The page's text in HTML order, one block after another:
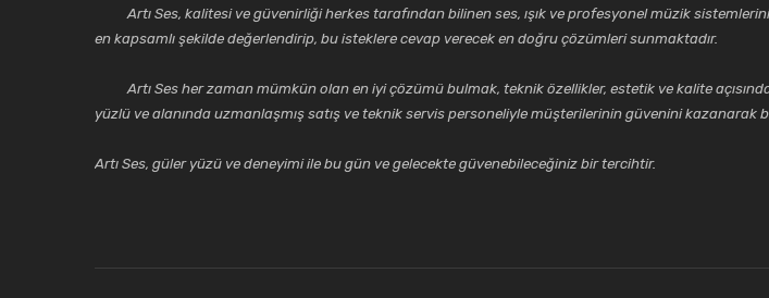
Gönder
Artı Ses, kalitesi ve güvenirliği herkes tarafından bilinen ses, ışık ve profesyonel müzik
en kapsamlı şekilde değerlendirip, bu isteklere cevap verecek en doğru çözümleri sunmaktadır.
Artı Ses her zaman mümkün olan en iyi çözümü bulmak, teknik özellikler, estetik ve kalite
yüzlü ve alanında uzmanlaşmış satış ve teknik servis personeliyle müşterilerinin güvenini kazanarak
Artı Ses, güler yüzü ve deneyimi ile bu gün ve gelecekte güvenebileceğiniz bir tercihtir.